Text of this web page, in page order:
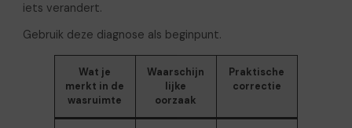
iets verandert.
Gebruik deze diagnose als beginpunt.
Wat je
merkt in de
wasruimte
Waarschijn
lijke
oorzaak
Praktische
correctie